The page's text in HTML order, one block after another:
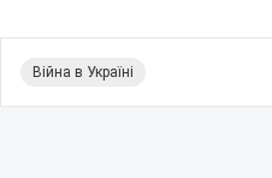
Війна в Україні